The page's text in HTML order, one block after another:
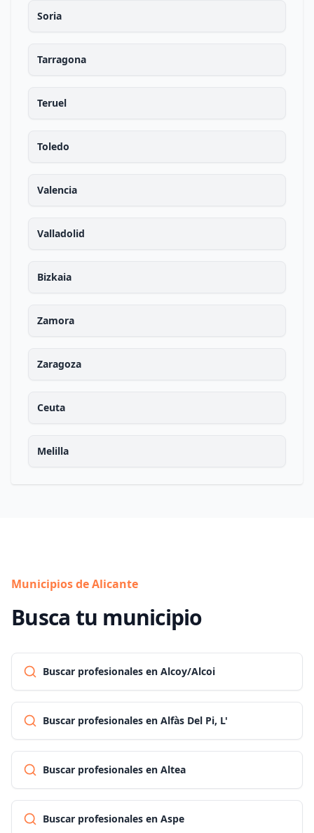
Soria
Tarragona
Teruel
Toledo
Valencia
Valladolid
Bizkaia
Zamora
Zaragoza
Ceuta
Melilla
Municipios de Alicante
Busca tu municipio
Buscar profesionales en Alcoy/Alcoi
Buscar profesionales en Alfàs Del Pi, L'
Buscar profesionales en Altea
Buscar profesionales en Aspe